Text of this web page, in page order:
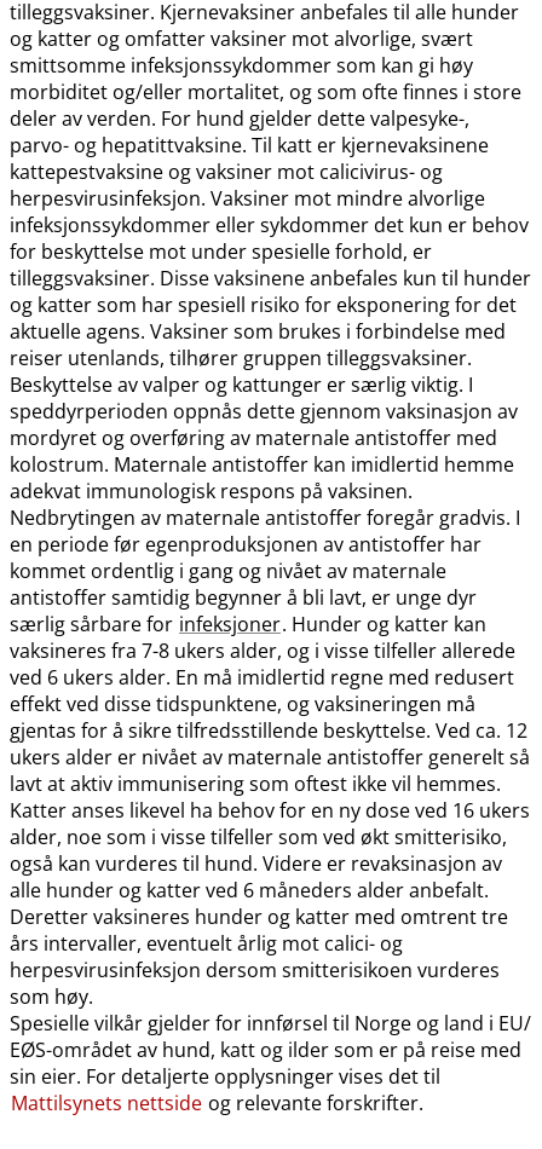
tilleggsvaksiner. Kjernevaksiner anbefales til alle hunder
og katter og omfatter vaksiner mot alvorlige, svært
smittsomme infeksjonssykdommer som kan gi høy
morbiditet og​/​eller mortalitet, og som ofte finnes i store
deler av verden. For hund gjelder dette valpesyke-,
parvo- og hepatittvaksine. Til katt er kjernevaksinene
kattepestvaksine og vaksiner mot calicivirus- og
herpesvirusinfeksjon. Vaksiner mot mindre alvorlige
infeksjonssykdommer eller sykdommer det kun er behov
for beskyttelse mot under spesielle forhold, er
tilleggsvaksiner. Disse vaksinene anbefales kun til hunder
og katter som har spesiell risiko for eksponering for det
aktuelle agens. Vaksiner som brukes i forbindelse med
reiser utenlands, tilhører gruppen tilleggsvaksiner.
Beskyttelse av valper og kattunger er særlig viktig. I
speddyrperioden oppnås dette gjennom vaksinasjon av
mordyret og overføring av maternale antistoffer med
kolostrum. Maternale antistoffer kan imidlertid hemme
adekvat immunologisk respons på vaksinen.
Nedbrytingen av maternale antistoffer foregår gradvis. I
en periode før egenproduksjonen av antistoffer har
kommet ordentlig i gang og nivået av maternale
antistoffer samtidig begynner å bli lavt, er unge dyr
særlig sårbare for infeksjoner. Hunder og katter kan
vaksineres fra 7-8 ukers alder, og i visse tilfeller allerede
ved 6 ukers alder. En må imidlertid regne med redusert
effekt ved disse tidspunktene, og vaksineringen må
gjentas for å sikre tilfredsstillende beskyttelse. Ved ca. 12
ukers alder er nivået av maternale antistoffer generelt så
lavt at aktiv immunisering som oftest ikke vil hemmes.
Katter anses likevel ha behov for en ny dose ved 16 ukers
alder, noe som i visse tilfeller som ved økt smitterisiko,
også kan vurderes til hund. Videre er revaksinasjon av
alle hunder og katter ved 6 måneders alder anbefalt.
Deretter vaksineres hunder og katter med omtrent tre
års intervaller, eventuelt årlig mot calici- og
herpesvirusinfeksjon dersom smitterisikoen vurderes
som høy.
Spesielle vilkår gjelder for innførsel til Norge og land i EU​/​
EØS-området av hund, katt og ilder som er på reise med
sin eier. For detaljerte opplysninger vises det til
Mattilsynets nettside og relevante forskrifter.